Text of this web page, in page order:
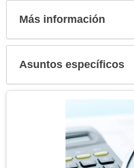
Más información
Asuntos específicos